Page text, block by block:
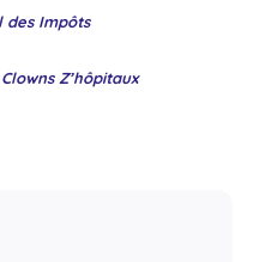
des Impôts
Z’hôpitaux